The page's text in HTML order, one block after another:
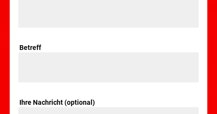
Betreff
Ihre Nachricht (optional)